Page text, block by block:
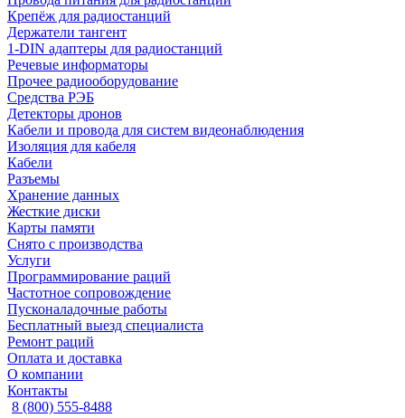
Крепёж для радиостанций
Держатели тангент
1-DIN адаптеры для радиостанций
Речевые информаторы
Прочее радиооборудование
Средства РЭБ
Детекторы дронов
Кабели и провода для систем видеонаблюдения
Изоляция для кабеля
Кабели
Разъемы
Хранение данных
Жесткие диски
Карты памяти
Снято с производства
Услуги
Программирование раций
Частотное сопровождение
Пусконаладочные работы
Бесплатный выезд специалиста
Ремонт раций
Оплата и доставка
О компании
Контакты
8 (800) 555-8488